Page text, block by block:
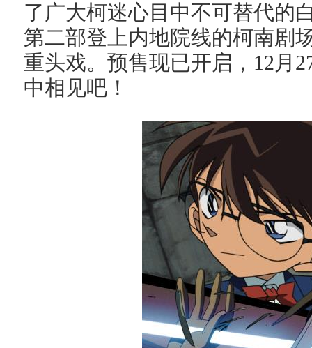
了广大柯迷心目中不可替代的
第二部登上内地院线的柯南剧
重头戏。预售现已开启，12月
中相见吧！